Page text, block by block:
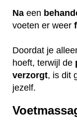
Na een
voeten er weer
Doordat je
hoeft, terwijl de
verzorgt, is dit
jezelf.